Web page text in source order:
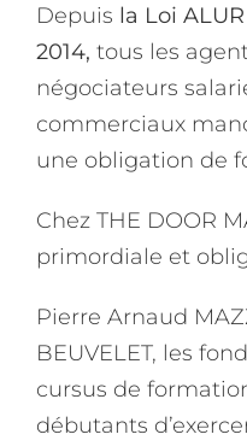
Depuis la Loi
2014, tous les
négociateurs
commerciaux
une obligation de
Chez THE DOOR
primordiale et
Pierre Arnaud
BEUVELET, les
cursus de
débutants